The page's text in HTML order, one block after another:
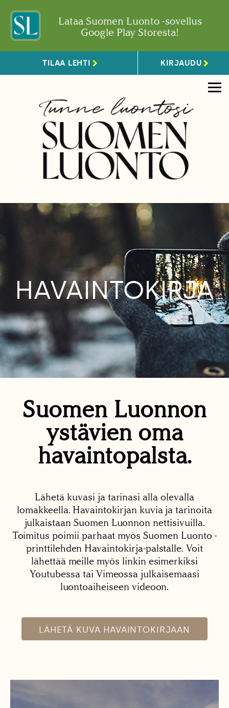
Lataa Suomen Luonto -sovellus
Google Play Storesta!
TILAA LEHTI KIRJAUDU
HAVAINTOKIRJA
Suomen Luonnon
ystävien oma
havaintopalsta.
Lähetä kuvasi ja tarinasi alla olevalla
lomakkeella. Havaintokirjan kuvia ja tarinoita
julkaistaan Suomen Luonnon nettisivuilla.
Toimitus poimii parhaat myös Suomen Luonto -
printtilehden Havaintokirja-palstalle. Voit
lähettää meille myös linkin esimerkiksi
Youtubessa tai Vimeossa julkaisemaasi
luontoaiheiseen videoon.
LÄHETÄ KUVA HAVAINTOKIRJAAN